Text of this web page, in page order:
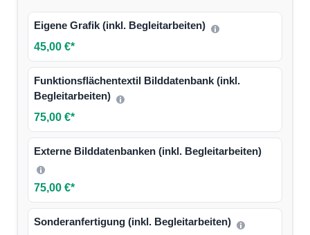
Eigene Grafik (inkl. Begleitarbeiten)
45,00 €*
Funktionsflächentextil Bilddatenbank (inkl.
Begleitarbeiten)
75,00 €*
Externe Bilddatenbanken (inkl. Begleitarbeiten)
75,00 €*
Sonderanfertigung (inkl. Begleitarbeiten)